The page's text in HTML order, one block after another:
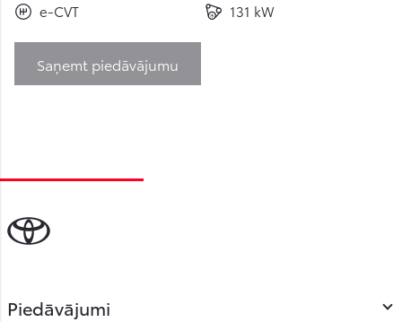
e-CVT
131 kW
Saņemt piedāvājumu
Piedāvājumi